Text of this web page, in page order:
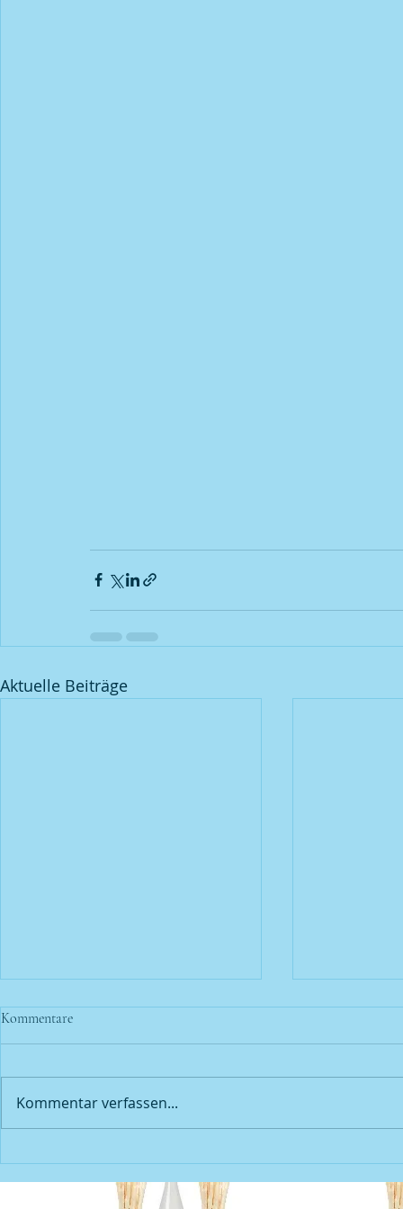
Aktuelle Beiträge
| und alles
Kommentare
Kommentar verfassen...